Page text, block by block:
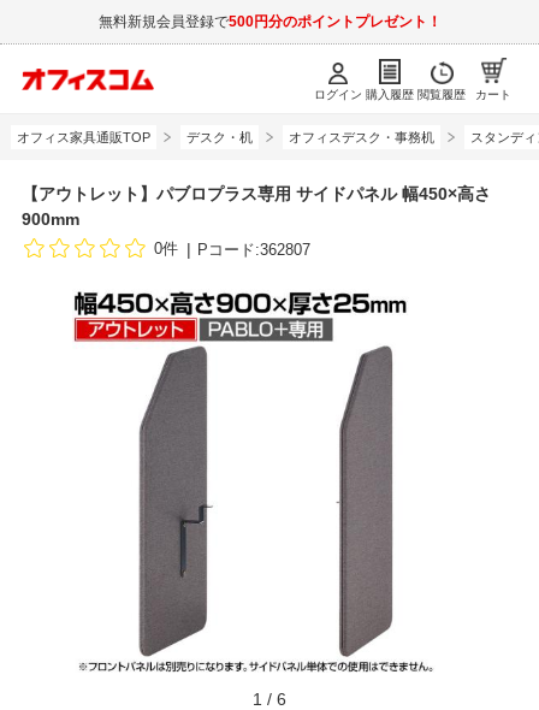
無料新規会員登録で500円分のポイントプレゼント！
ログイン 購入履歴 閲覧履歴 カート
オフィス家具通販TOP デスク・机 オフィスデスク・事務机 スタンデ
【アウトレット】パブロプラス専用 サイドパネル 幅450×高さ
900mm
0件 Pコード:362807
1 / 6